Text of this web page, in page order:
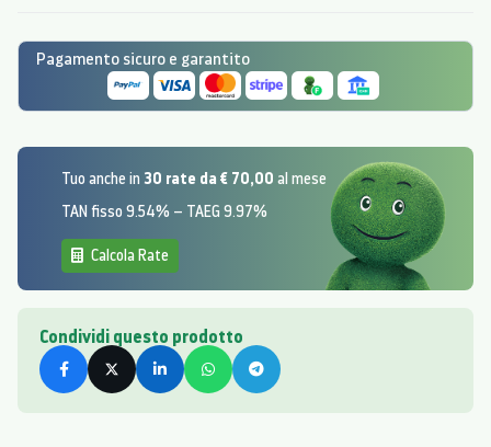
Pagamento sicuro e garantito
Tuo anche in 30 rate da € 70,00 al mese
TAN fisso 9.54% – TAEG 9.97%
Calcola Rate
Condividi questo prodotto